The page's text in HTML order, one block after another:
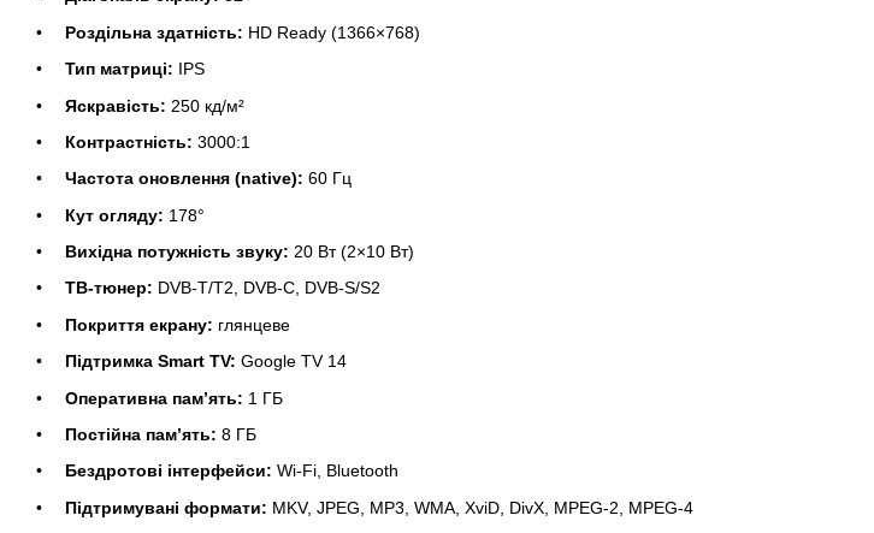
Роздільна здатність: HD Ready (1366×768)
Тип матриці: IPS
Яскравість: 250 кд/м²
Контрастність: 3000:1
Частота оновлення (native): 60 Гц
Кут огляду: 178°
Вихідна потужність звуку: 20 Вт (2×10 Вт)
ТВ-тюнер: DVB-T/T2, DVB-C, DVB-S/S2
Покриття екрану: глянцеве
Підтримка Smart TV: Google TV 14
Оперативна пам’ять: 1 ГБ
Постійна пам’ять: 8 ГБ
Бездротові інтерфейси: Wi-Fi, Bluetooth
Підтримувані формати: MKV, JPEG, MP3, WMA, XviD, DivX, MPEG-2, MPEG-4